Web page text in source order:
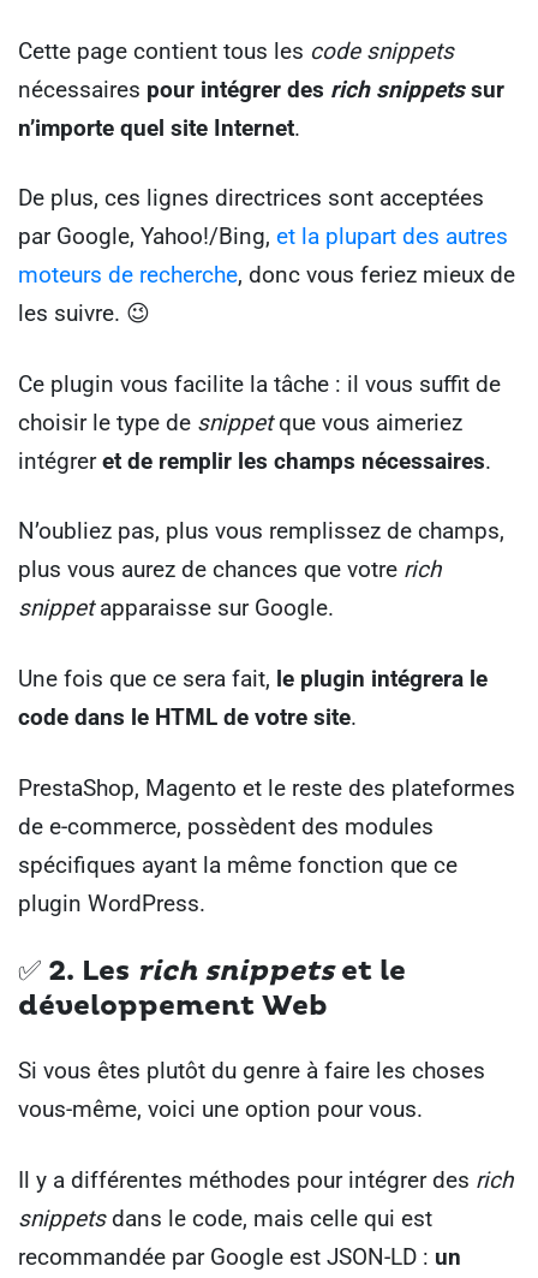
Cette page contient tous les code snippets
nécessaires pour intégrer des rich snippetssur
n’importe quel site Internet.
De plus, ces lignes directrices sont acceptées
par Google, Yahoo!/Bing, et la plupart des autres
moteurs de recherche, donc vous feriez mieux de
les suivre. 😉
Ce plugin vous facilite la tâche : il vous suffit de
choisir le type de snippetque vous aimeriez
intégreret de remplir les champs nécessaires.
N’oubliez pas, plus vous remplissez de champs,
plus vous aurez de chances que votre rich
snippetapparaisse sur Google.
Une fois que ce sera fait, le plugin intégrera le
code dans le HTML de votre site.
PrestaShop, Magento et le reste des plateformes
de e-commerce, possèdent des modules
spécifiques ayant la même fonction que ce
plugin WordPress.
✅ 2. Les rich snippetset le
développement Web
Si vous êtes plutôt du genre à faire les choses
vous-même, voici une option pour vous.
Il y a différentes méthodes pour intégrer des rich
snippetsdans le code, mais celle qui est
recommandée par Google est JSON-LD : un